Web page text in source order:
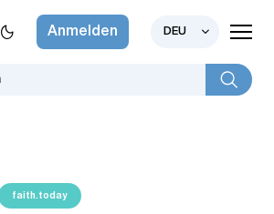
Anmelden DEU
faith.today